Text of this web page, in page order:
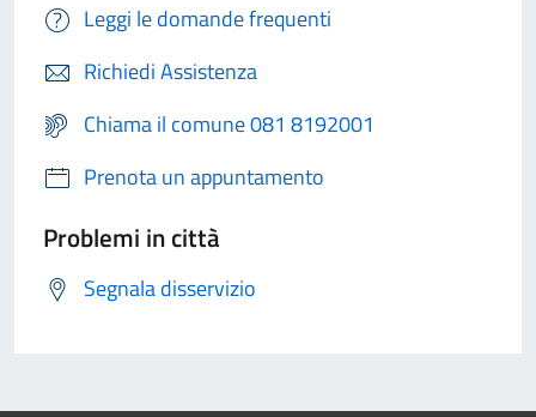
Leggi le domande frequenti
Richiedi Assistenza
Chiama il comune 081 8192001
Prenota un appuntamento
Problemi in città
Segnala disservizio